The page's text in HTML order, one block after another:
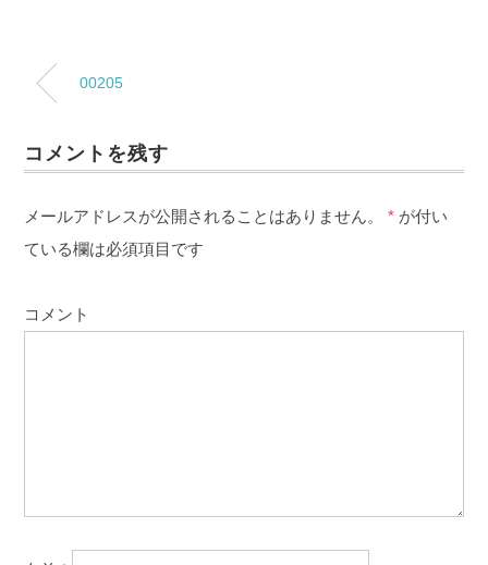
00205
コメントを残す
メールアドレスが公開されることはありません。 * が付い
ている欄は必須項目です
コメント